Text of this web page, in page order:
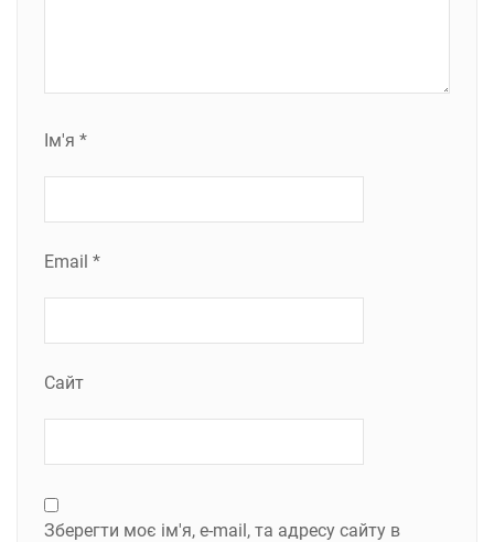
Ім'я *
Email *
Сайт
Зберегти моє ім'я, e-mail, та адресу сайту в